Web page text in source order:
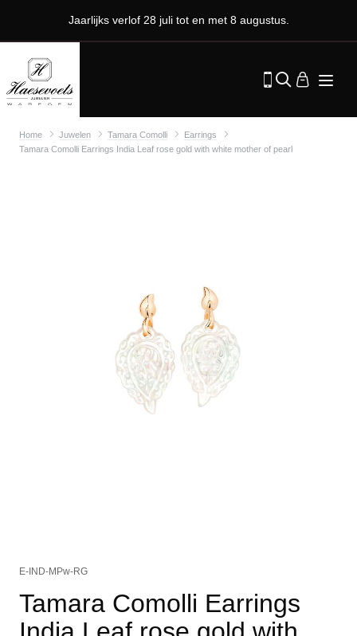
Jaarlijks verlof 28 juli tot en met 8 augustus.
Home Juwelen Tamara Comolli
Earrings
Tamara Comolli Earrings India Leaf rose gold with white mother of pearl
E-IND-MPw-RG
Tamara Comolli Earrings